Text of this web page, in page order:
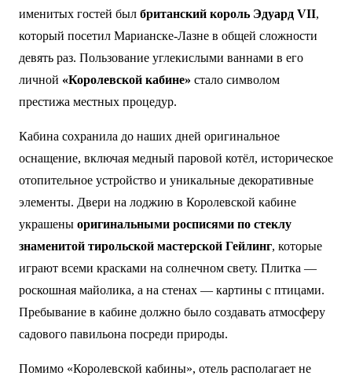
именитых гостей был британский король Эдуард VII,
который посетил Марианске-Лазне в общей сложности
девять раз. Пользование углекислыми ваннами в его
личной «Королевской кабине» стало символом
престижа местных процедур.
Кабина сохранила до наших дней оригинальное
оснащение, включая медный паровой котёл, историческое
отопительное устройство и уникальные декоративные
элементы. Двери на лоджию в Королевской кабине
украшены оригинальными росписями по стеклу
знаменитой тирольской мастерской Гейлинг, которые
играют всеми красками на солнечном свету. Плитка —
роскошная майолика, а на стенах — картины с птицами.
Пребывание в кабине должно было создавать атмосферу
садового павильона посреди природы.
Помимо «Королевской кабины», отель располагает не